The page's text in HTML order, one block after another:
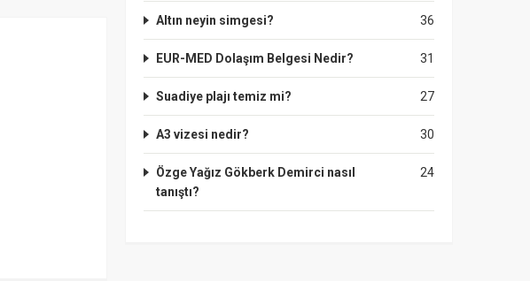
36
Altın neyin simgesi?
31
EUR-MED Dolaşım Belgesi Nedir?
27
Suadiye plajı temiz mi?
30
A3 vizesi nedir?
24
Özge Yağız Gökberk Demirci nasıl
tanıştı?